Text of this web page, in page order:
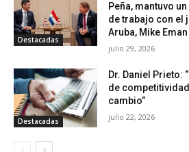
Destacadas
Peña, mantuvo
de trabajo con el
Aruba, Mike Eman
julio 29, 2026
Destacadas
Dr. Daniel Prieto:
de
cambio”
julio 22, 2026